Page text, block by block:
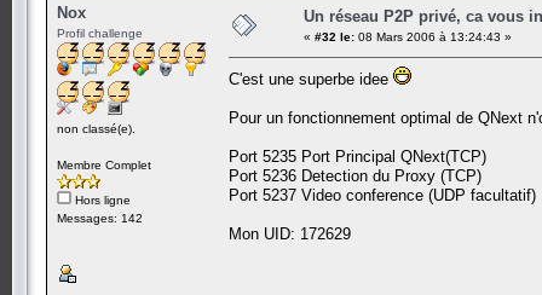
Nox
Profil challenge
non classé(e).
Membre Complet
Hors ligne
Messages: 142
Un réseau P2P privé, ca vous
« #32 le: 08 Mars 2006 à 13:24:43 »
C'est une superbe idee
Pour un fonctionnement optimal de QNext
Port 5235 Port Principal QNext(TCP)
Port 5236 Detection du Proxy (TCP)
Port 5237 Video conference (UDP facultatif)
Mon UID: 172629